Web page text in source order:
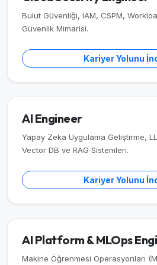
Bulut Güvenliği, IAM, CSPM,
Güvenlik Mimarisi.
Kariyer Yolunu
AI Engineer
Yapay Zeka Uygulama Geliştirme,
Vector DB ve RAG Sistemleri.
Kariyer Yolunu
AI Platform & MLOps
Makine Öğrenmesi Operasyonları